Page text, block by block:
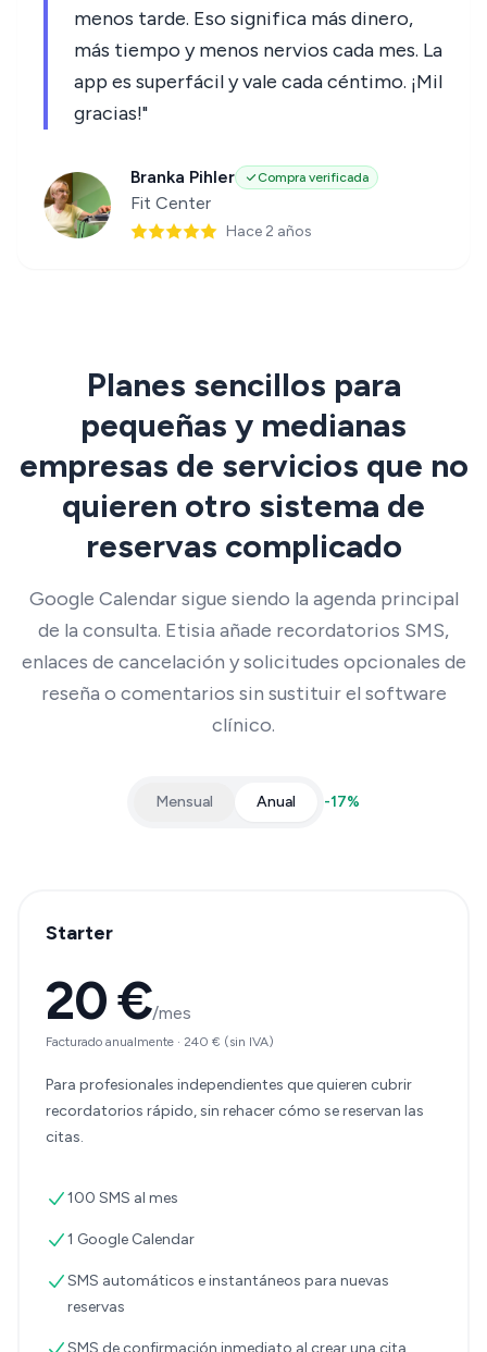
menos tarde. Eso significa más dinero,
más tiempo y menos nervios cada mes. La
app es superfácil y vale cada céntimo. ¡Mil
gracias!"
Branka Pihler Compra verificada
Fit Center
Hace 2 años
Planes sencillos para
pequeñas y medianas
empresas de servicios que no
quieren otro sistema de
reservas complicado
Google Calendar sigue siendo la agenda principal
de la consulta. Etisia añade recordatorios SMS,
enlaces de cancelación y solicitudes opcionales de
reseña o comentarios sin sustituir el software
clínico.
Mensual Anual -17%
Starter
20 €/mes
Facturado anualmente · 240 € (sin IVA)
Para profesionales independientes que quieren cubrir
recordatorios rápido, sin rehacer cómo se reservan las
citas.
100 SMS al mes
1 Google Calendar
SMS automáticos e instantáneos para nuevas
reservas
SMS de confirmación inmediato al crear una cita